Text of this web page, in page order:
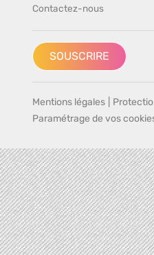
Contactez-nous
SOUSCRIRE
Mentions légales
Paramétrage de vos